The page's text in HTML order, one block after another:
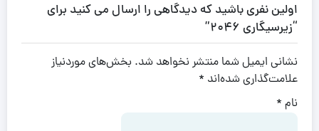
اولین نفری باشید که دیدگاهی را ارسال می کنید برای
“زیرسیگاری 2046”
نشانی ایمیل شما منتشر نخواهد شد. بخش‌های موردنیاز
علامت‌گذاری شده‌اند *
نام *